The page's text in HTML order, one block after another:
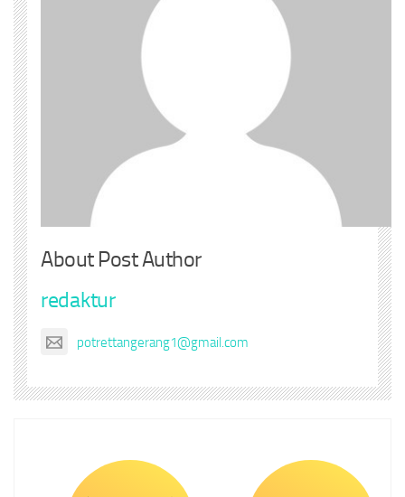
About Post Author
redaktur
potrettangerang1@gmail.com